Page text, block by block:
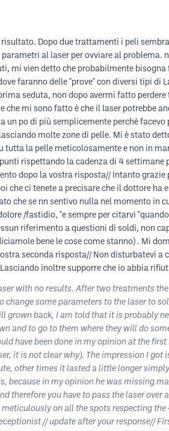
Dopo due trattamenti i peli
al laser per ovviare al problema.
mi vien detto che probabilmente
faranno delle "prove" con diversi tipi di
seduta, non dopo avermi fatto perdere
mi sono fatto è che il laser potrebbe
po di più semplicemente perchè
molte zone di pelle. Mi è stato
tutta la pelle meticolosamente e non in
rispettando la cadenza di 4 settimane
dopo la vostra risposta// Intanto grazie
che ci tenete a precisare che il dottore
che se nn sentivo nulla nel momento in
/fastidio, "e sempre per citarvi
riferimento a questioni di soldi, non
bene le cose come stanno) . Mi
seconda risposta// Non disturbatevi
inoltre supporre che io abbia
with no results. After two treatments
some parameters to the laser to
back, I am told that it is probably
and to go to them where they will do
have been done in my opinion at the
it is not clear why). The impression I
other times it lasted a little longer
in my opinion he was missing
therefore you have to pass the laser
on all the spots respecting
// update after your response//